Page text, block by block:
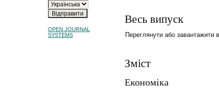
OPEN JOURNAL
SYSTEMS
Весь випуск
Переглянути або завантажити
Зміст
Економіка